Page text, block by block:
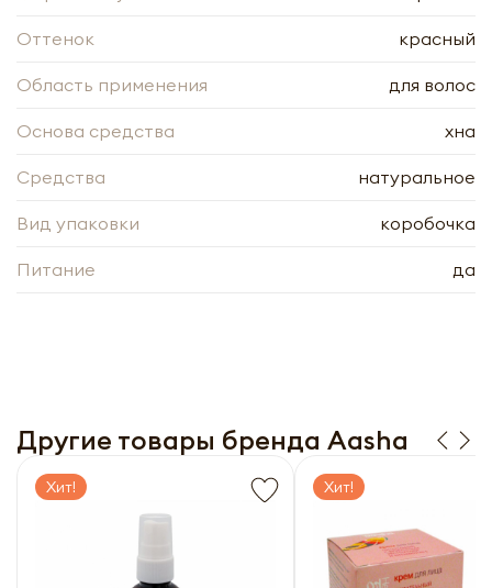
Оттенок красный
Область применения для волос
Основа средства хна
Средства натуральное
Вид упаковки коробочка
Питание да
Другие товары бренда Aasha
Хит! Хит!